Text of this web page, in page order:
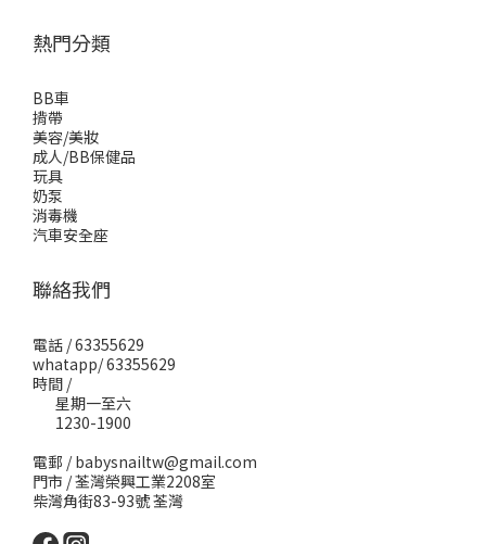
熱門分類
BB車
揹帶
美容/美妝
成人/BB保健品
玩具
奶泵
消毒機
汽車安全座
聯絡我們
電話 / 63355629
whatapp/ 63355629
時間 /
星期一至六
1230-1900
電郵 / babysnailtw@gmail.com
門市 / 荃灣榮興工業2208室
柴灣角街83-93號 荃灣